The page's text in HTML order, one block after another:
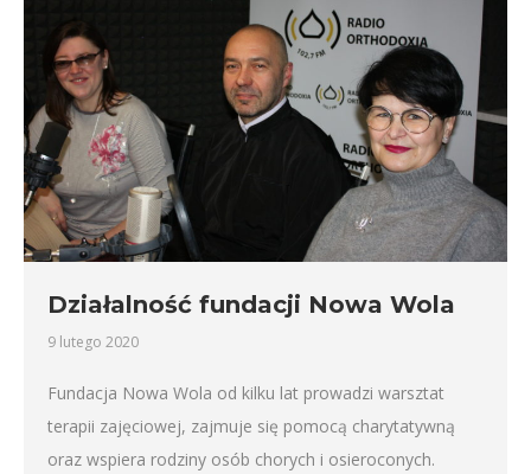
Działalność fundacji Nowa Wola
9 lutego 2020
Fundacja Nowa Wola od kilku lat prowadzi warsztat
terapii zajęciowej, zajmuje się pomocą charytatywną
oraz wspiera rodziny osób chorych i osieroconych.